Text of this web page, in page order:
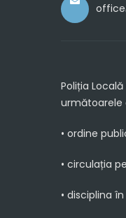
Poliția
următoarele
• ordine
• circulația
• disciplina